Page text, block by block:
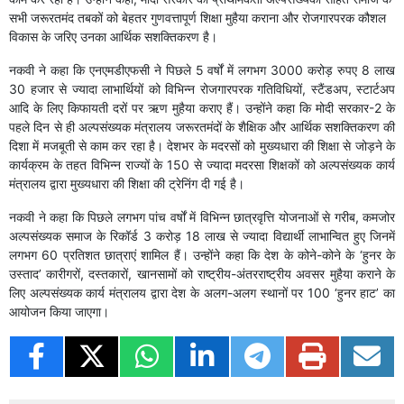
सभी जरूरतमंद तबकों को बेहतर गुणवत्तापूर्ण शिक्षा मुहैया कराना और रोजगारपरक कौशल
विकास के जरिए उनका आर्थिक सशक्तिकरण है।
नकवी ने कहा कि एनएमडीएफसी ने पिछले 5 वर्षों में लगभग 3000 करोड़ रुपए 8 लाख
30 हजार से ज्यादा लाभार्थियों को विभिन्न रोजगारपरक गतिविधियों, स्टैंडअप, स्टार्टअप
आदि के लिए किफायती दरों पर ऋण मुहैया कराए हैं। उन्होंने कहा कि मोदी सरकार-2 के
पहले दिन से ही अल्पसंख्यक मंत्रालय जरूरतमंदों के शैक्षिक और आर्थिक सशक्तिकरण की
दिशा में मजबूती से काम कर रहा है। देशभर के मदरसों को मुख्यधारा की शिक्षा से जोड़ने के
कार्यक्रम के तहत विभिन्न राज्यों के 150 से ज्यादा मदरसा शिक्षकों को अल्पसंख्यक कार्य
मंत्रालय द्वारा मुख्यधारा की शिक्षा की ट्रेनिंग दी गई है।
नकवी ने कहा कि पिछले लगभग पांच वर्षों में विभिन्न छात्रवृत्ति योजनाओं से गरीब, कमजोर
अल्पसंख्यक समाज के रिकॉर्ड 3 करोड़ 18 लाख से ज्यादा विद्यार्थी लाभान्वित हुए जिनमें
लगभग 60 प्रतिशत छात्राएं शामिल हैं। उन्होंने कहा कि देश के कोने-कोने के ‘हुनर के
उस्ताद’ कारीगरों, दस्तकारों, खानसामों को राष्ट्रीय-अंतरराष्ट्रीय अवसर मुहैया कराने के
लिए अल्पसंख्यक कार्य मंत्रालय द्वारा देश के अलग-अलग स्थानों पर 100 ‘हुनर हाट’ का
आयोजन किया जाएगा।